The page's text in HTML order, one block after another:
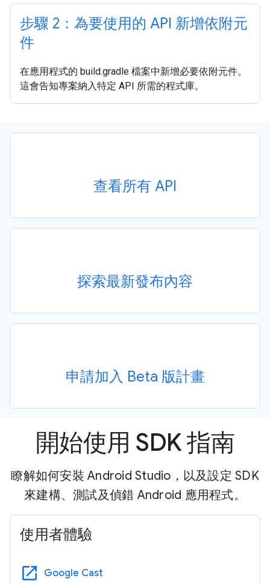
步驟 2：為要使用的 API 新增依附元
件
在應用程式的 build.gradle 檔案中新增必要依附元件。
這會告知專案納入特定 API 所需的程式庫。
查看所有 API
探索最新發布內容
申請加入 Beta 版計畫
開始使用 SDK 指南
瞭解如何安裝 Android Studio，以及設定 SDK
來建構、測試及偵錯 Android 應用程式。
使用者體驗
open_in_new Google Cast